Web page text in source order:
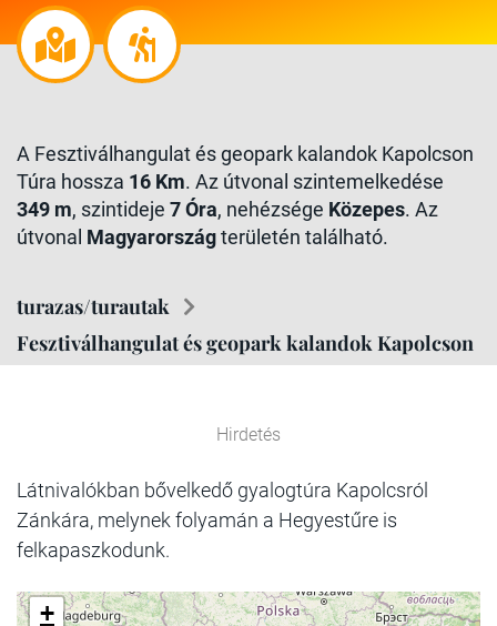
A Fesztiválhangulat és geopark kalandok Kapolcson
Túra hossza 16 Km. Az útvonal szintemelkedése
349 m, szintideje 7 Óra, nehézsége Közepes. Az
útvonal Magyarországterületén található.
turazas/turautak
Fesztiválhangulat és geopark kalandok Kapolcson
Hirdetés
Látnivalókban bővelkedő gyalogtúra Kapolcsról
Zánkára, melynek folyamán a Hegyestűre is
felkapaszkodunk.
+